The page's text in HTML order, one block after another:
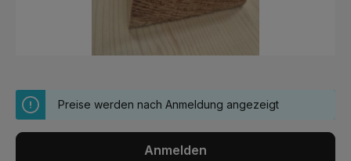
Preise werden nach Anmeldung angezeigt
Anmelden